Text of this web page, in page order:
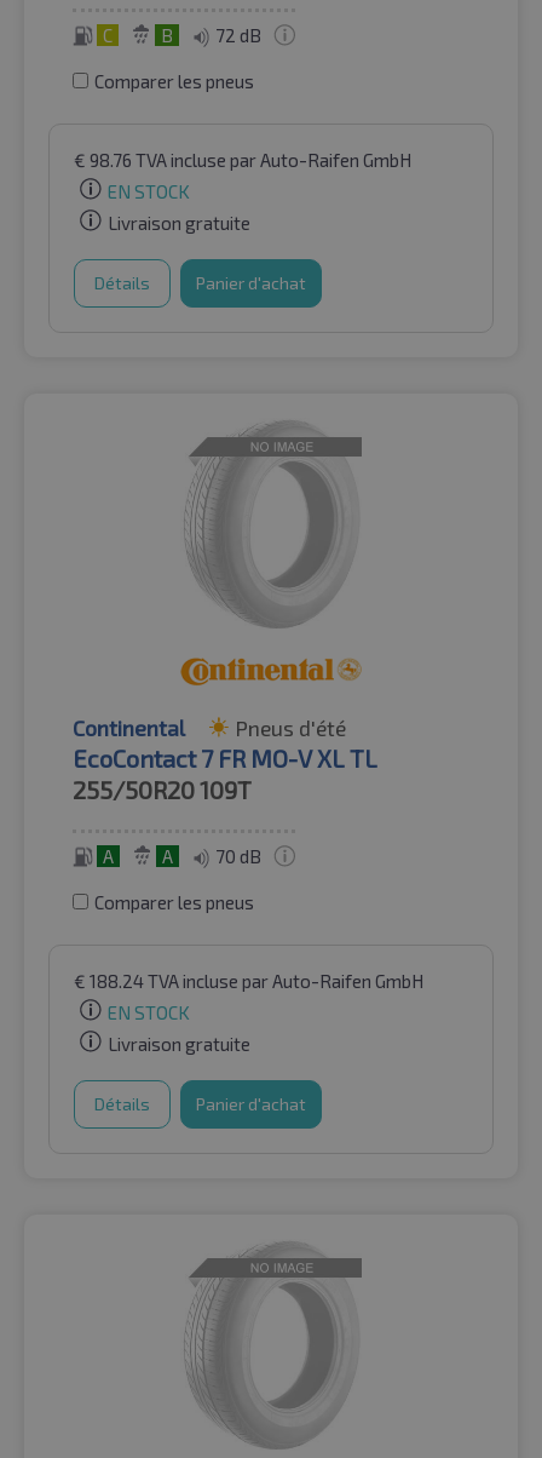
C B 72 dB
Comparer les pneus
€ 98.76 TVA incluse par Auto-Raifen GmbH
EN STOCK
Livraison gratuite
Détails Panier d'achat
Continental Pneus d'été
EcoContact 7 FR MO-V XL TL
255/50R20109T
A A 70 dB
Comparer les pneus
€ 188.24TVA incluse par Auto-Raifen GmbH
EN STOCK
Livraison gratuite
Détails Panier d'achat